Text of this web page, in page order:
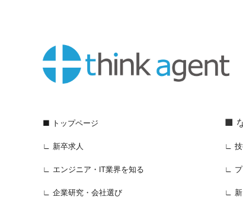
■ トップページ
∟ 新卒求人
∟ エンジニア・IT業界を知る
∟ 企業研究・会社選び
■
∟ 技
∟ プ
∟ 新